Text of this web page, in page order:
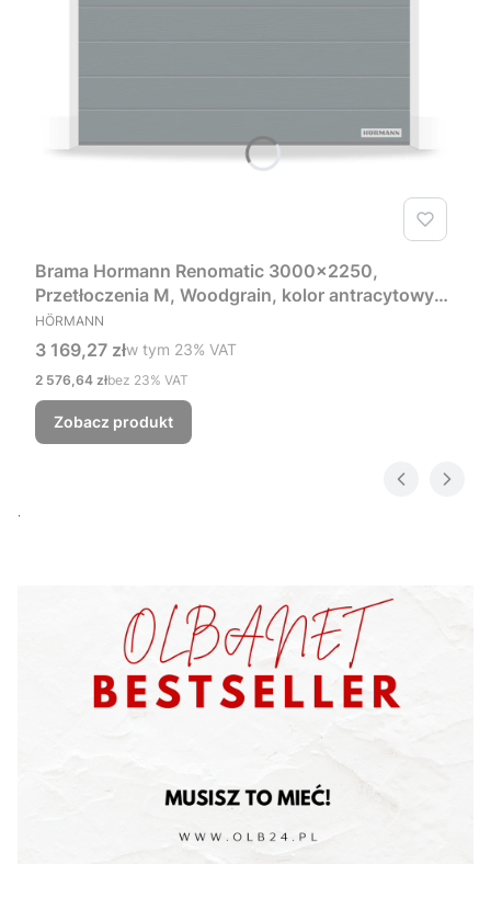
Brama Hormann Renomatic 3000x2250,
Przetłoczenia M, Woodgrain, kolor antracytowy
RAL 7016 + Prowadzenie Z
PRODUCENT
HÖRMANN
Cena brutto
3 169,27 złw tym %s VAT
w tym 23% VAT
Cena netto
2 576,64 złbez 23% VAT
Zobacz produkt